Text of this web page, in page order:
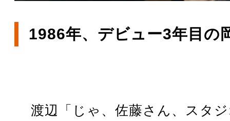
1986年、デビュー3年目の
渡辺「じゃ、佐藤さん、スタ